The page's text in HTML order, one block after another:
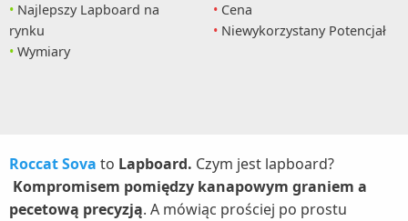
Najlepszy Lapboard na
rynku
Wymiary
Cena
Niewykorzystany Potencjał
Roccat Sova to Lapboard. Czym jest lapboard?
Kompromisem pomiędzy kanapowym graniem a
pecetową precyzją. A mówiąc prościej po prostu